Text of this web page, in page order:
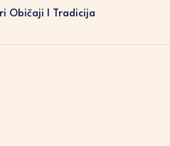
Običaji I Tradicija